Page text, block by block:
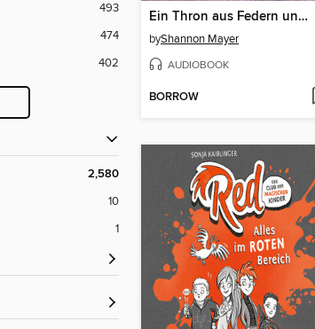
493
474
402
2,580
10
1
Ein Thron aus Federn und Knochen--Honey & Ash, Band 2 (ungekürzt)
byShannon Mayer
AUDIOBOOK
BORROW